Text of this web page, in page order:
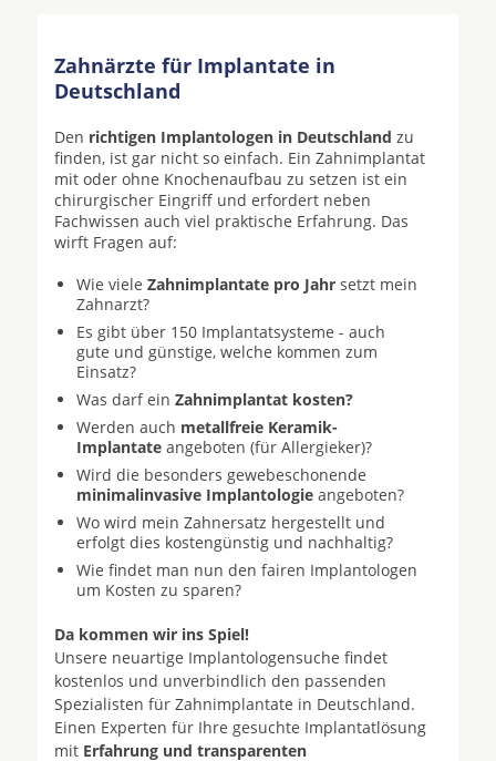
Zahnärzte für Implantate in
Deutschland
Den richtigen Implantologen in Deutschland zu
finden, ist gar nicht so einfach. Ein Zahnimplantat
mit oder ohne Knochenaufbau zu setzen ist ein
chirurgischer Eingriff und erfordert neben
Fachwissen auch viel praktische Erfahrung. Das
wirft Fragen auf:
Wie viele Zahnimplantate pro Jahr setzt mein
Zahnarzt?
Es gibt über 150 Implantatsysteme - auch
gute und günstige, welche kommen zum
Einsatz?
Was darf ein Zahnimplantat kosten?
Werden auch metallfreie Keramik-
Implantate angeboten (für Allergieker)?
Wird die besonders gewebeschonende
minimalinvasive Implantologie angeboten?
Wo wird mein Zahnersatz hergestellt und
erfolgt dies kostengünstig und nachhaltig?
Wie findet man nun den fairen Implantologen
um Kosten zu sparen?
Da kommen wir ins Spiel!
Unsere neuartige Implantologensuche findet
kostenlos und unverbindlich den passenden
Spezialisten für Zahnimplantate in Deutschland.
Einen Experten für Ihre gesuchte Implantatlösung
mit Erfahrung und transparenten